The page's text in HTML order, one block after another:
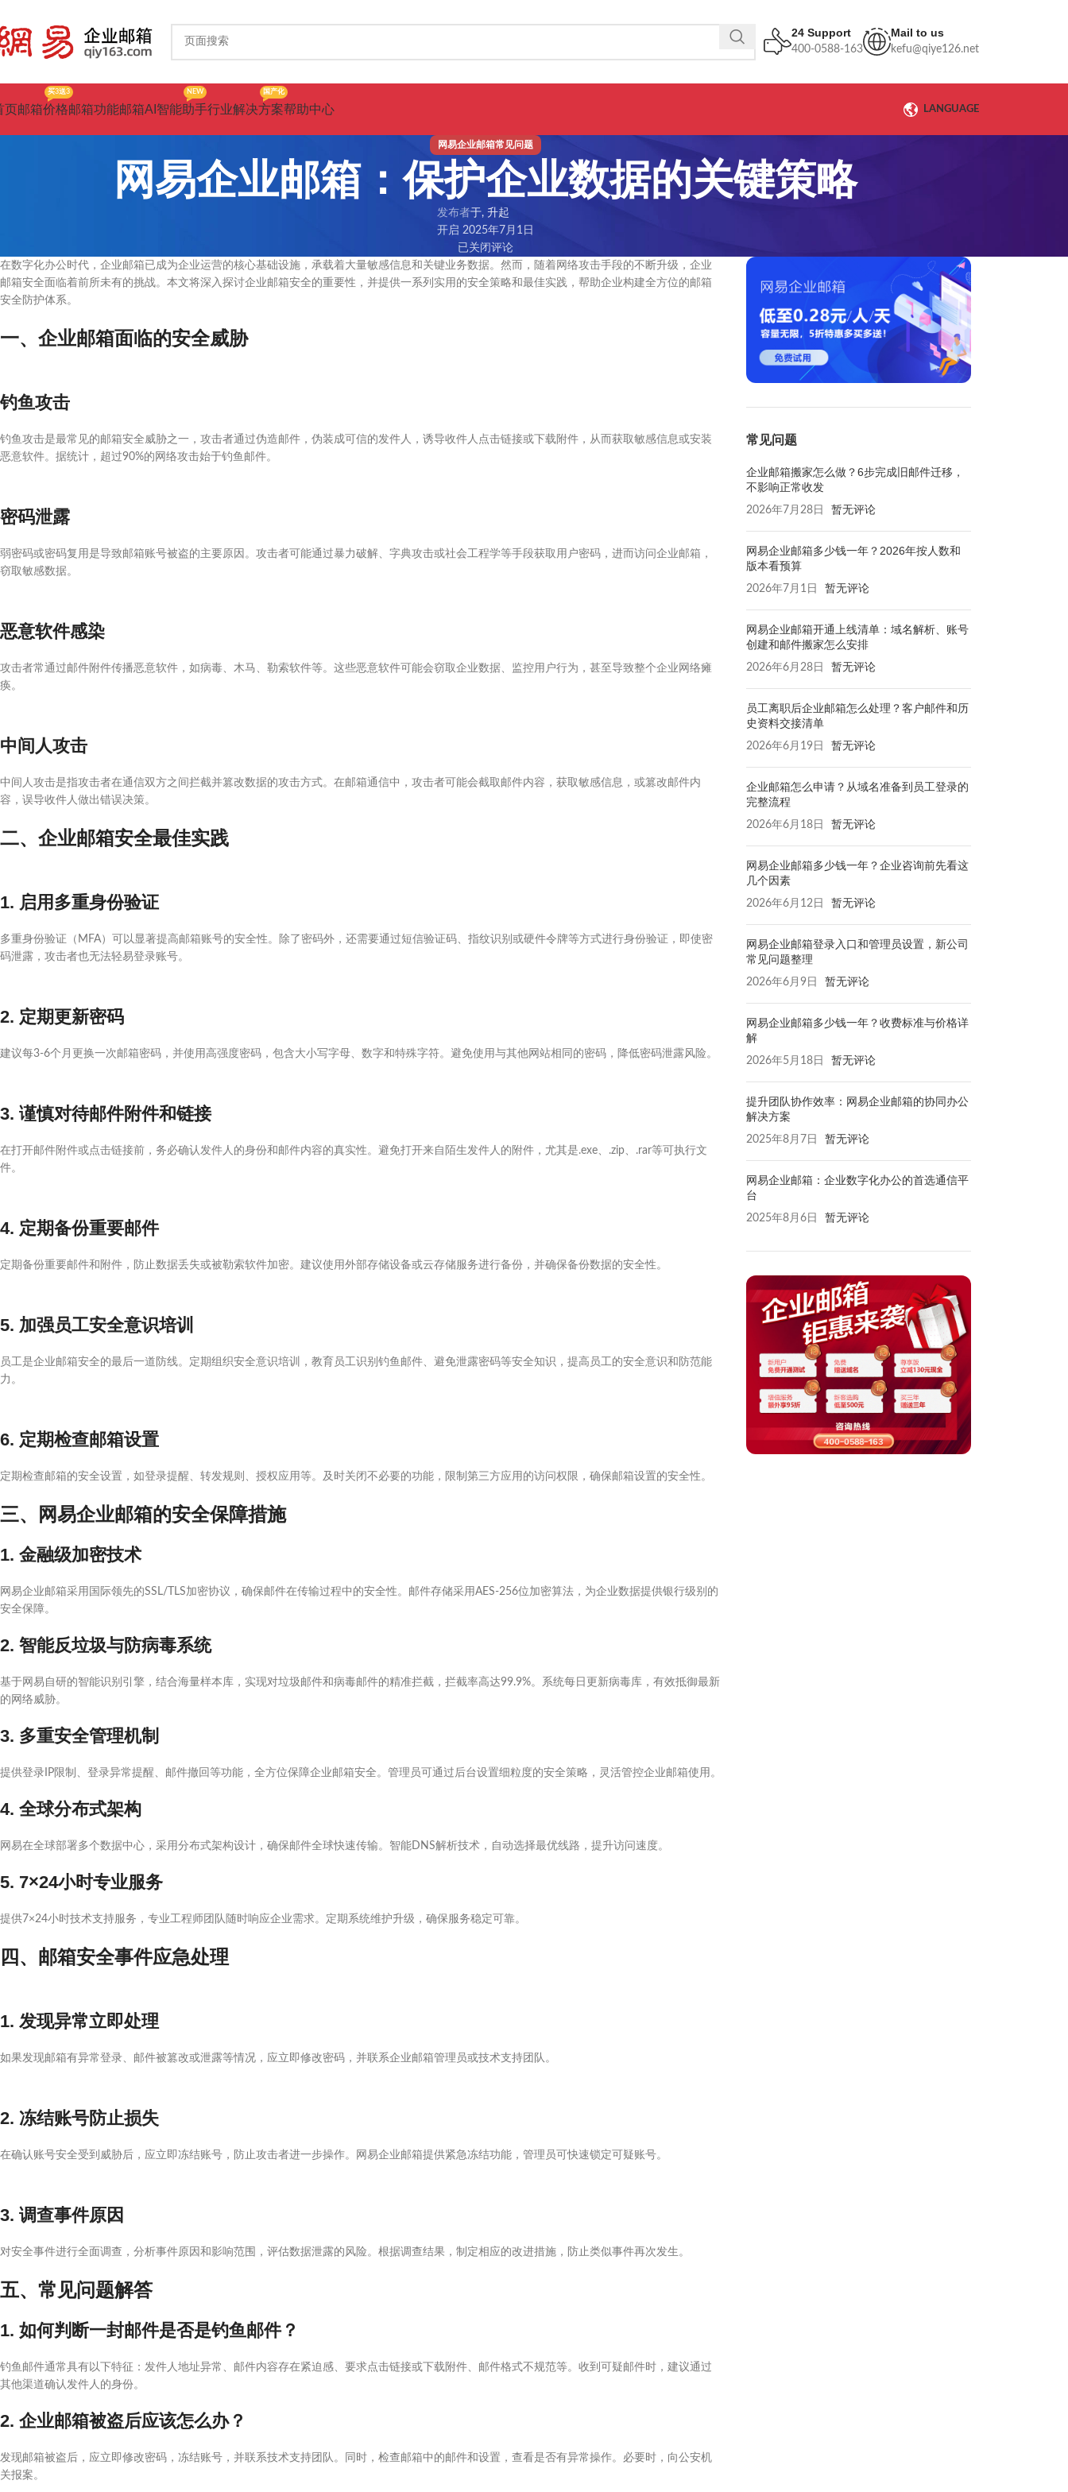
24 Support
400-0588-163
Mail to us
kefu@qiye126.net
页邮箱价格
买3送3
邮箱功能邮箱AI智能助手
NEW
行业解决方案
国产化
帮助中心 LANGUAGE
网易企业邮箱常见问题
网易企业邮箱：保护企业数据的关键策略
发布者于, 升起
开启 2025年7月1日
已关闭评论
在数字化办公时代，企业邮箱已成为企业运营的核心基础设施，承载着大量敏感信息和关键业务数据。然而，随着网络攻击手段的不断升级，企业
邮箱安全面临着前所未有的挑战。本文将深入探讨企业邮箱安全的重要性，并提供一系列实用的安全策略和最佳实践，帮助企业构建全方位的邮箱
安全防护体系。
一、企业邮箱面临的安全威胁
钓鱼攻击
钓鱼攻击是最常见的邮箱安全威胁之一，攻击者通过伪造邮件，伪装成可信的发件人，诱导收件人点击链接或下载附件，从而获取敏感信息或安装
恶意软件。据统计，超过90%的网络攻击始于钓鱼邮件。
密码泄露
弱密码或密码复用是导致邮箱账号被盗的主要原因。攻击者可能通过暴力破解、字典攻击或社会工程学等手段获取用户密码，进而访问企业邮箱，
窃取敏感数据。
恶意软件感染
攻击者常通过邮件附件传播恶意软件，如病毒、木马、勒索软件等。这些恶意软件可能会窃取企业数据、监控用户行为，甚至导致整个企业网络瘫
痪。
中间人攻击
中间人攻击是指攻击者在通信双方之间拦截并篡改数据的攻击方式。在邮箱通信中，攻击者可能会截取邮件内容，获取敏感信息，或篡改邮件内
容，误导收件人做出错误决策。
二、企业邮箱安全最佳实践
1. 启用多重身份验证
多重身份验证（MFA）可以显著提高邮箱账号的安全性。除了密码外，还需要通过短信验证码、指纹识别或硬件令牌等方式进行身份验证，即使密
码泄露，攻击者也无法轻易登录账号。
2. 定期更新密码
建议每3-6个月更换一次邮箱密码，并使用高强度密码，包含大小写字母、数字和特殊字符。避免使用与其他网站相同的密码，降低密码泄露风险。
3. 谨慎对待邮件附件和链接
在打开邮件附件或点击链接前，务必确认发件人的身份和邮件内容的真实性。避免打开来自陌生发件人的附件，尤其是.exe、.zip、.rar等可执行文
件。
4. 定期备份重要邮件
定期备份重要邮件和附件，防止数据丢失或被勒索软件加密。建议使用外部存储设备或云存储服务进行备份，并确保备份数据的安全性。
5. 加强员工安全意识培训
员工是企业邮箱安全的最后一道防线。定期组织安全意识培训，教育员工识别钓鱼邮件、避免泄露密码等安全知识，提高员工的安全意识和防范能
力。
6. 定期检查邮箱设置
定期检查邮箱的安全设置，如登录提醒、转发规则、授权应用等。及时关闭不必要的功能，限制第三方应用的访问权限，确保邮箱设置的安全性。
三、网易企业邮箱的安全保障措施
1. 金融级加密技术
网易企业邮箱采用国际领先的SSL/TLS加密协议，确保邮件在传输过程中的安全性。邮件存储采用AES-256位加密算法，为企业数据提供银行级别的
安全保障。
2. 智能反垃圾与防病毒系统
基于网易自研的智能识别引擎，结合海量样本库，实现对垃圾邮件和病毒邮件的精准拦截，拦截率高达99.9%。系统每日更新病毒库，有效抵御最新
的网络威胁。
3. 多重安全管理机制
提供登录IP限制、登录异常提醒、邮件撤回等功能，全方位保障企业邮箱安全。管理员可通过后台设置细粒度的安全策略，灵活管控企业邮箱使用。
4. 全球分布式架构
网易在全球部署多个数据中心，采用分布式架构设计，确保邮件全球快速传输。智能DNS解析技术，自动选择最优线路，提升访问速度。
5. 7×24小时专业服务
提供7×24小时技术支持服务，专业工程师团队随时响应企业需求。定期系统维护升级，确保服务稳定可靠。
四、邮箱安全事件应急处理
1. 发现异常立即处理
如果发现邮箱有异常登录、邮件被篡改或泄露等情况，应立即修改密码，并联系企业邮箱管理员或技术支持团队。
2. 冻结账号防止损失
在确认账号安全受到威胁后，应立即冻结账号，防止攻击者进一步操作。网易企业邮箱提供紧急冻结功能，管理员可快速锁定可疑账号。
3. 调查事件原因
对安全事件进行全面调查，分析事件原因和影响范围，评估数据泄露的风险。根据调查结果，制定相应的改进措施，防止类似事件再次发生。
五、常见问题解答
1. 如何判断一封邮件是否是钓鱼邮件？
钓鱼邮件通常具有以下特征：发件人地址异常、邮件内容存在紧迫感、要求点击链接或下载附件、邮件格式不规范等。收到可疑邮件时，建议通过
其他渠道确认发件人的身份。
2. 企业邮箱被盗后应该怎么办？
发现邮箱被盗后，应立即修改密码，冻结账号，并联系技术支持团队。同时，检查邮箱中的邮件和设置，查看是否有异常操作。必要时，向公安机
关报案。
常见问题
企业邮箱搬家怎么做？6步完成旧邮件迁移，
不影响正常收发
2026年7月28日 暂无评论
网易企业邮箱多少钱一年？2026年按人数和
版本看预算
2026年7月1日 暂无评论
网易企业邮箱开通上线清单：域名解析、账号
创建和邮件搬家怎么安排
2026年6月28日 暂无评论
员工离职后企业邮箱怎么处理？客户邮件和历
史资料交接清单
2026年6月19日 暂无评论
企业邮箱怎么申请？从域名准备到员工登录的
完整流程
2026年6月18日 暂无评论
网易企业邮箱多少钱一年？企业咨询前先看这
几个因素
2026年6月12日 暂无评论
网易企业邮箱登录入口和管理员设置，新公司
常见问题整理
2026年6月9日 暂无评论
网易企业邮箱多少钱一年？收费标准与价格详
解
2026年5月18日 暂无评论
提升团队协作效率：网易企业邮箱的协同办公
解决方案
2025年8月7日 暂无评论
网易企业邮箱：企业数字化办公的首选通信平
台
2025年8月6日 暂无评论